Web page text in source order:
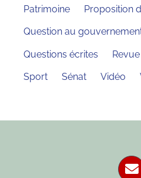
Patrimoine Proposition
Question au
Questions écrites
Sport Sénat Vidéo